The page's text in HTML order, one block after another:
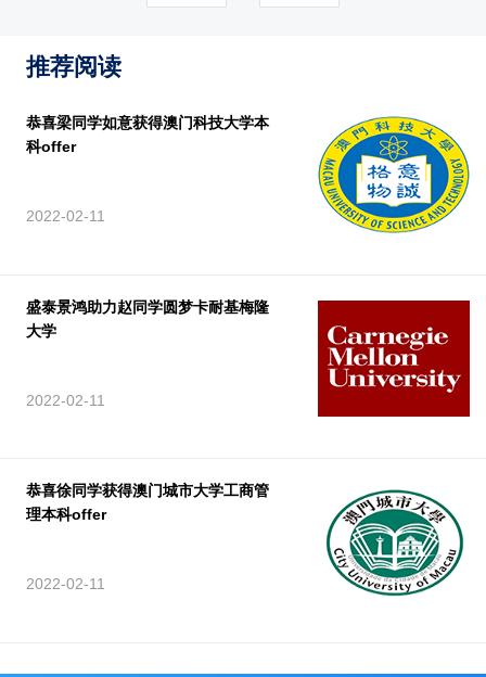
推荐阅读
恭喜梁同学如意获得澳门科技大学本
科offer
2022-02-11
盛泰景鸿助力赵同学圆梦卡耐基梅隆
大学
2022-02-11
恭喜徐同学获得澳门城市大学工商管
理本科offer
2022-02-11